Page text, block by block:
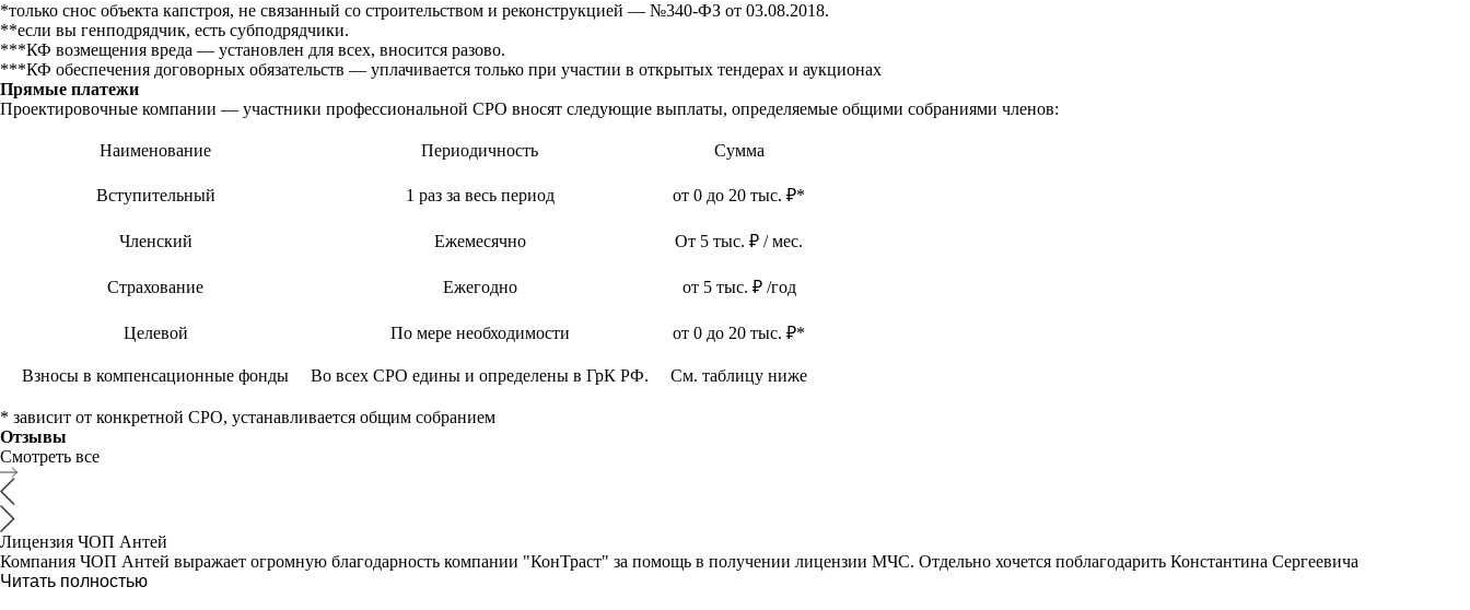
*только снос объекта капстроя, не связанный со строительством и реконструкцией — №340-ФЗ от 03.08.2018.
**если вы генподрядчик, есть субподрядчики.
***КФ возмещения вреда — установлен для всех, вносится разово.
***КФ обеспечения договорных обязательств — уплачивается только при участии в открытых тендерах и аукционах
Прямые платежи
Проектировочные компании — участники профессиональной СРО вносят следующие выплаты, определяемые общими собраниями членов:
Наименование Периодичность Сумма
Вступительный 1 раз за весь период от 0 до 20 тыс. ₽*
Членский Ежемесячно От 5 тыс. ₽ / мес.
Страхование Ежегодно от 5 тыс. ₽ /год
Целевой По мере необходимости от 0 до 20 тыс. ₽*
Взносы в компенсационные фонды Во всех СРО едины и определены в ГрК РФ. См. таблицу ниже
* зависит от конкретной СРО, устанавливается общим собранием
Отзывы
Смотреть все
Лицензия ЧОП Антей
Компания ЧОП Антей выражает огромную благодарность компании "КонТраст" за помощь в получении лицензии МЧС. Отдельно хочется поблагодарить Константина Сергеевича
Читать полностью